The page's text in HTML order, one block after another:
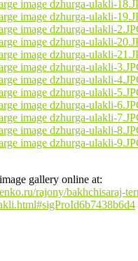
gallery online at:
rajony/bakhchisaraj-